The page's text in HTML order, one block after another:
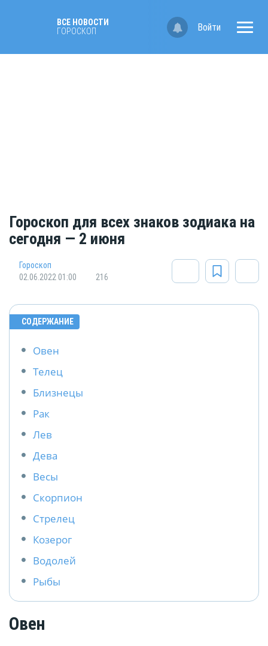
ВСЕ НОВОСТИ
ГОРОСКОП
Войти
Гороскоп для всех знаков зодиака на
сегодня — 2 июня
Гороскоп
02.06.2022 01:00
216
СОДЕРЖАНИЕ
Овен
Телец
Близнецы
Рак
Лев
Дева
Весы
Скорпион
Стрелец
Козерог
Водолей
Рыбы
Овен